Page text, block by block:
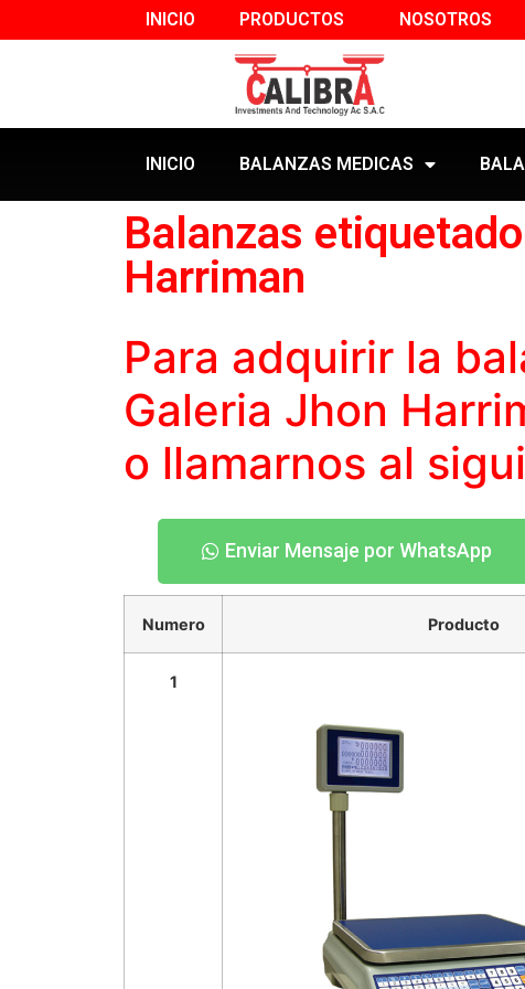
INICIO PRODUCTOS NOSOTROS
INICIO BALANZAS MEDICAS
Balanzas
Harriman
Para adquirir la
Galeria Jhon
o llamarnos al
Enviar Mensaje por WhatsApp
Numero Producto
1